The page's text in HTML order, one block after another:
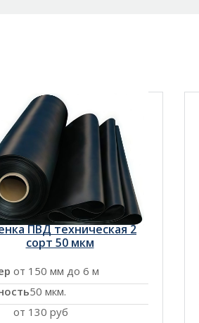
ПВД техническая 2
сорт 50 мкм
от 150 мм до 6 м
50 мкм.
от 130 руб